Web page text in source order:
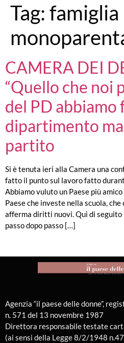
Tag: famiglia
CAMERA DEI
“Quello che noi
del PD abbiamo
dipartimento
partito
Si è tenuta ieri alla Camera una
fatto il punto sul lavoro fatto
Abbiamo vuluto un Paese più
Paese che investe nella scuola,
afferma diritti nuovi. Qui di seguito
passo dopo passo […]
Agenzia “il paese delle donne”,
n. 571 del 13 novembre 1987
Direttora responsabile testate
(ai sensi della Legge 8/2/1948